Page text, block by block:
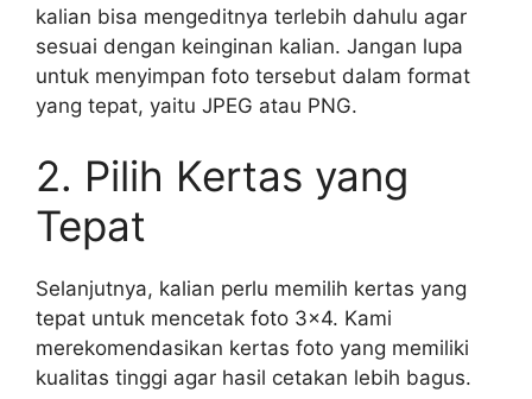
kalian bisa mengeditnya terlebih dahulu agar
sesuai dengan keinginan kalian. Jangan lupa
untuk menyimpan foto tersebut dalam format
yang tepat, yaitu JPEG atau PNG.
2. Pilih Kertas yang
Tepat
Selanjutnya, kalian perlu memilih kertas yang
tepat untuk mencetak foto 3×4. Kami
merekomendasikan kertas foto yang memiliki
kualitas tinggi agar hasil cetakan lebih bagus.